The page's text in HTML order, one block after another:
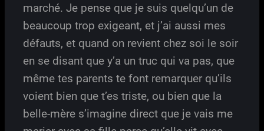
marché. Je pense que je suis quelqu’un de
beaucoup trop exigeant, et j’ai aussi mes
défauts, et quand on revient chez soi le soir
en se disant que y’a un truc qui va pas, que
même tes parents te font remarquer qu’ils
voient bien que t’es triste, ou bien que la
belle-mère s’imagine direct que je vais me